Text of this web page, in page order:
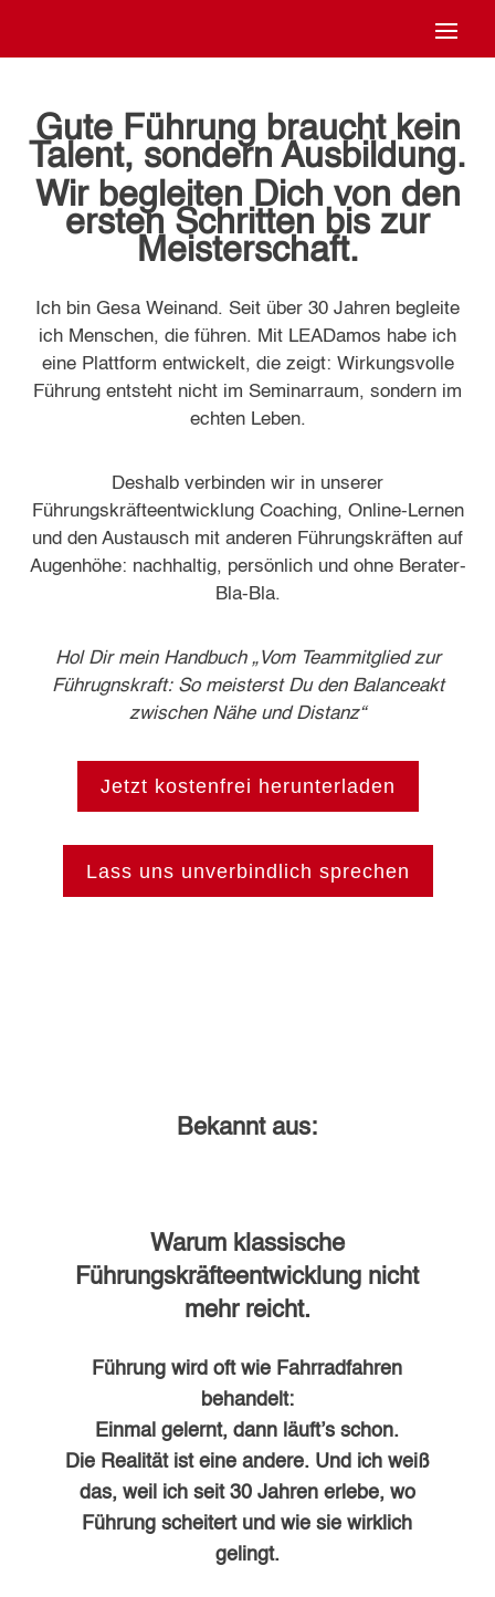
Gute Führung braucht kein
Talent, sondern Ausbildung.
Wir begleiten Dich von den
ersten Schritten bis zur
Meisterschaft.
Ich bin Gesa Weinand. Seit über 30 Jahren begleite
ich Menschen, die führen. Mit LEADamos habe ich
eine Plattform entwickelt, die zeigt: Wirkungsvolle
Führung entsteht nicht im Seminarraum, sondern im
echten Leben.
Deshalb verbinden wir in unserer
Führungskräfteentwicklung Coaching, Online-Lernen
und den Austausch mit anderen Führungskräften auf
Augenhöhe: nachhaltig, persönlich und ohne Berater-
Bla-Bla.
Hol Dir mein Handbuch „Vom Teammitglied zur
Führugnskraft: So meisterst Du den Balanceakt
zwischen Nähe und Distanz“
Jetzt kostenfrei herunterladen
Lass uns unverbindlich sprechen
Bekannt aus:
Warum klassische
Führungskräfteentwicklung nicht
mehr reicht.
Führung wird oft wie Fahrradfahren
behandelt:
Einmal gelernt, dann läuft’s schon.
Die Realität ist eine andere. Und ich weiß
das, weil ich seit 30 Jahren erlebe, wo
Führung scheitert und wie sie wirklich
gelingt.